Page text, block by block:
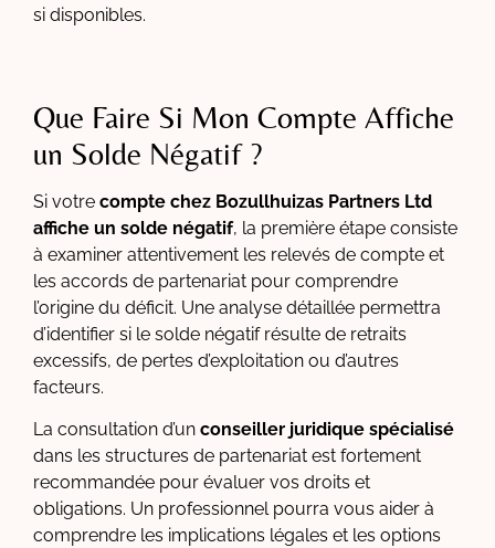
si disponibles.
Que Faire Si Mon Compte Affiche
un Solde Négatif ?
Si votre compte chez Bozullhuizas Partners Ltd
affiche un solde négatif, la première étape consiste
à examiner attentivement les relevés de compte et
les accords de partenariat pour comprendre
l’origine du déficit. Une analyse détaillée permettra
d’identifier si le solde négatif résulte de retraits
excessifs, de pertes d’exploitation ou d’autres
facteurs.
La consultation d’un conseiller juridique spécialisé
dans les structures de partenariat est fortement
recommandée pour évaluer vos droits et
obligations. Un professionnel pourra vous aider à
comprendre les implications légales et les options